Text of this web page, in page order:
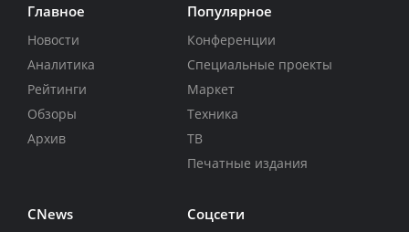
Главное
Новости
Аналитика
Рейтинги
Обзоры
Архив
Популярное
Конференции
Специальные проекты
Маркет
Техника
ТВ
Печатные издания
CNews Соцсети